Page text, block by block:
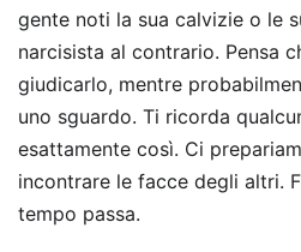
gente noti la sua calvizie o le
narcisista al contrario. Pensa
giudicarlo, mentre
uno sguardo. Ti ricorda
esattamente così. Ci
incontrare le facce degli altri.
tempo passa.